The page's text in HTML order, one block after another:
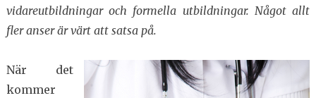
vidareutbildningar och formella utbildningar. Något allt
fler anser är värt att satsa på.
När det
kommer